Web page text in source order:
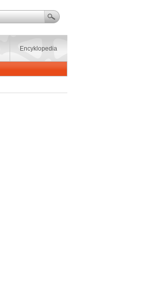
Encyklopedia